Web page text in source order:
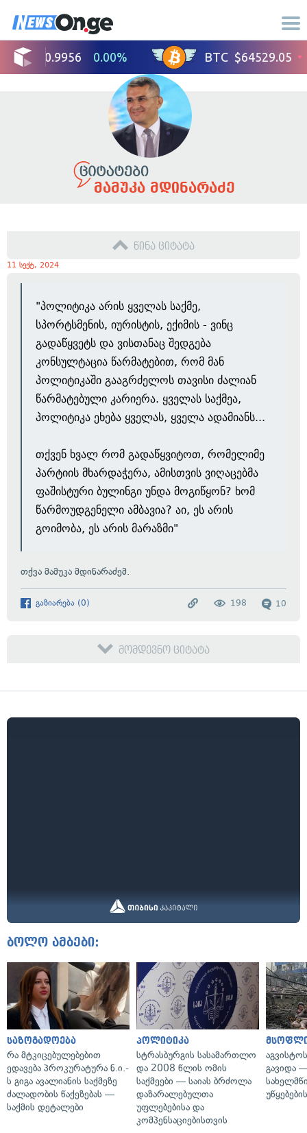
მამუკა მდინარაძე
წინა ციტატა
11 სექტ, 2024
"პოლიტიკა არის ყველას საქმე,
სპორტსმენის, იურისტის, ექიმის - ვინც
გადაწყვეტს და ვისთანაც შედგება
კონსულტაცია წარმატებით, რომ მან
პოლიტიკაში გააგრძელოს თავისი ძალიან
წარმატებული კარიერა. ყველას საქმეა,
პოლიტიკა ეხება ყველას, ყველა ადამიანს...
თქვენ ხვალ რომ გადაწყვიტოთ, რომელიმე
პარტიის მხარდაჭერა, ამისთვის ვიღაცებმა
ფაშისტური ბულინგი უნდა მოგიწყონ? ხომ
წარმოუდგენელი ამბავია? აი, ეს არის
გოიმობა, ეს არის მარაზმი"
თქვა მამუკა მდინარაძემ.
გაზიარება (0) 10
198
მომდევნო ციტატა
ბოლო ამბები:
საზოგადოება
რა მტკიცებულებებით
ედავება პროკურატურა ნ.ი.-
ს გიგა ავალიანის საქმეზე
ძალადობის წაქეზებას —
საქმის დეტალები
პოლიტიკა
სტრასბურგის სასამართლო
და 2008 წლის ომის
საქმეები — საიას ბრძოლა
დაზარალებულთა
უფლებებისა და
კომპენსაციებისთვის
გავიდა